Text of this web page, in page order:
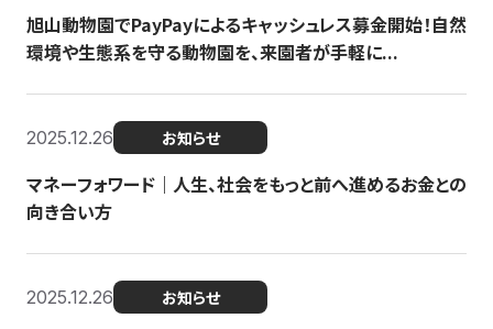
旭山動物園でPayPayによるキャッシュレス募金開始！自然
環境や生態系を守る動物園を、来園者が手軽に...
2025.12.26 お知らせ
マネーフォワード｜人生、社会をもっと前へ進めるお金との
向き合い方
2025.12.26 お知らせ